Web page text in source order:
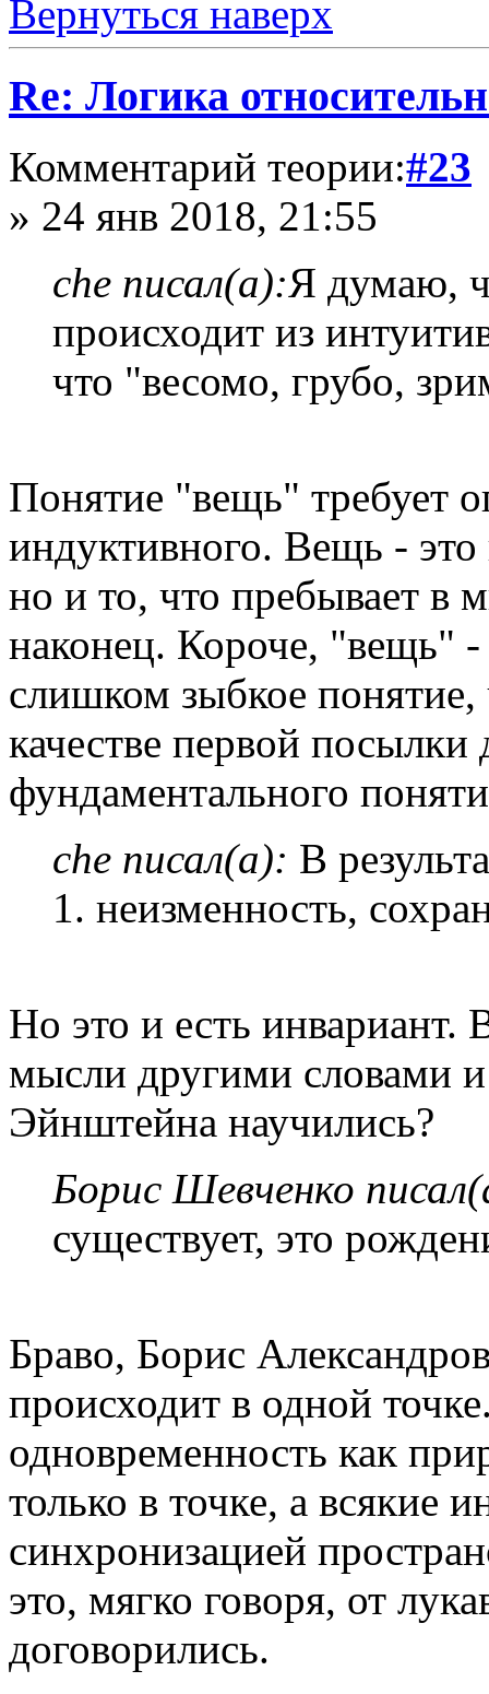
Вернуться наверх
Re: Логика
Комментарий теории:#23
» 24 янв 2018, 21:55
che писал(а):Я думаю,
происходит из
что "весомо, грубо,
Понятие "вещь" требует
индуктивного. Вещь -
но и то, что пребывает в
наконец. Короче, "вещь"
слишком зыбкое понятие,
качестве первой посылки
фундаментального
che писал(а): В
1. неизменность,
Но это и есть инвариант.
мысли другими словами
Эйнштейна научились?
Борис Шевченко
существует, это
Браво, Борис
происходит в одной
одновременность как
только в точке, а всякие
синхронизацией
это, мягко говоря, от
договорились.